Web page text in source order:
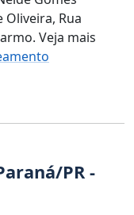
Oliveira, Rua
Veja mais
PR -